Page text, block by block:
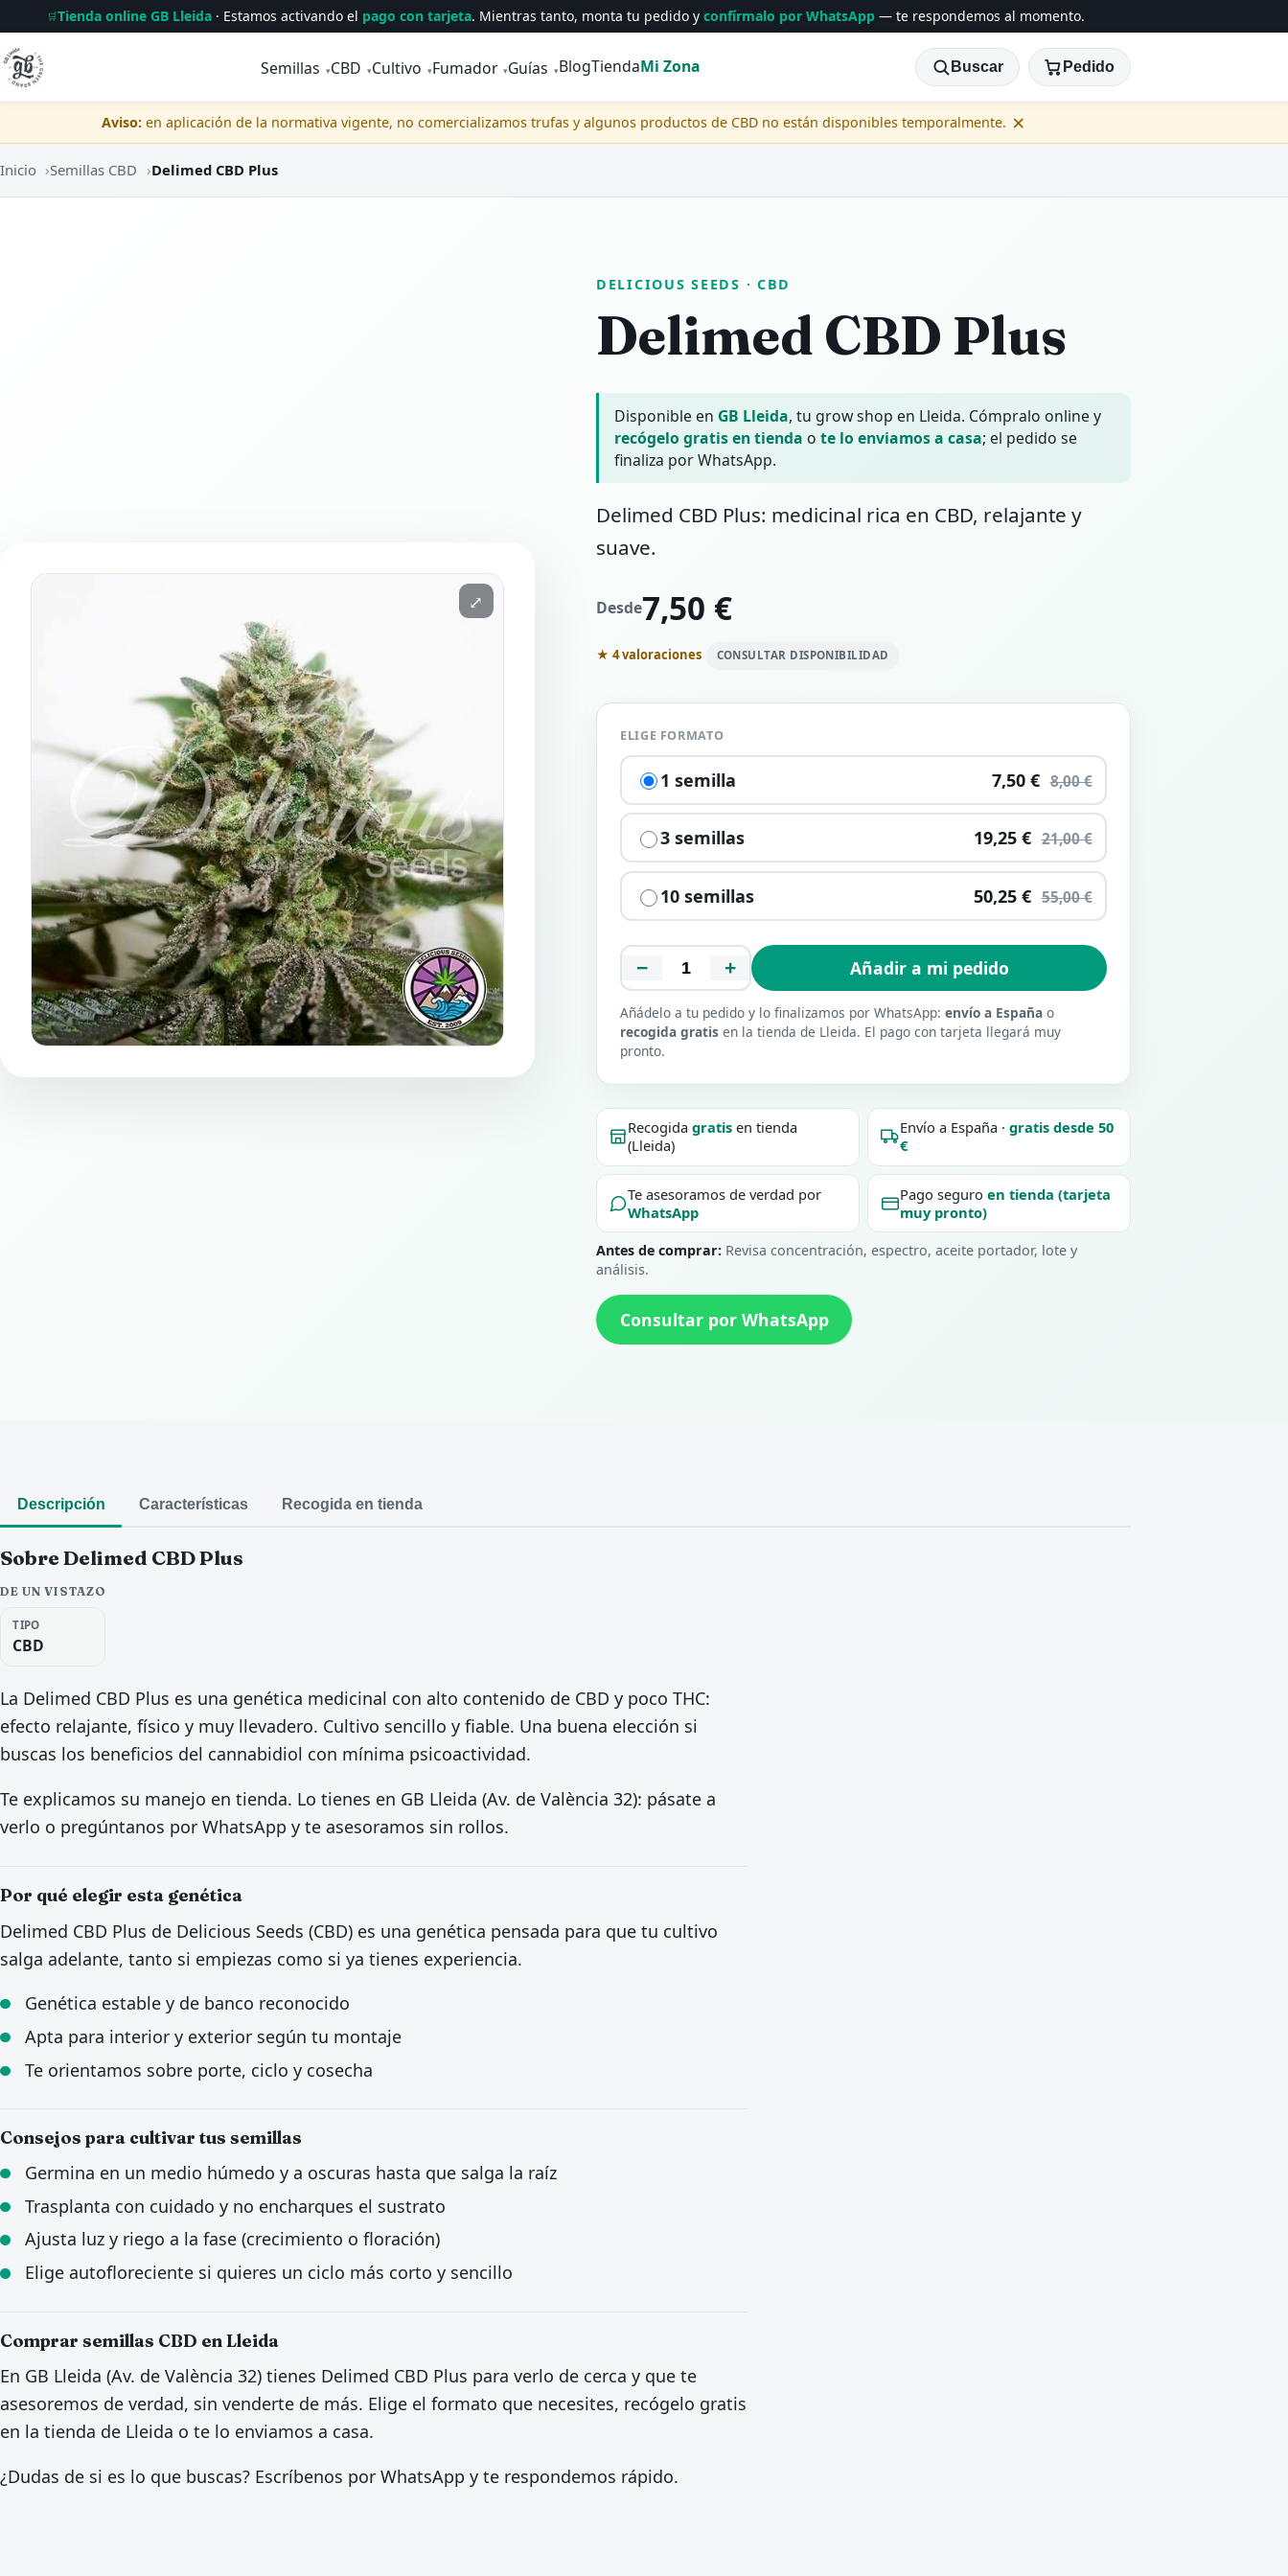
🛒Tienda online GB Lleida· Estamos activando el pago con tarjeta. Mientras tanto, monta tu pedido y confírmalo por WhatsApp— te respondemos al momento.
Buscar Pedido
Semillas ▾CBD ▾Cultivo ▾Fumador ▾Guías ▾BlogTiendaMi Zona
Aviso:en aplicación de la normativa vigente, no comercializamos trufas y algunos productos de CBD no están disponibles temporalmente. ×
Inicio ›Semillas CBD ›Delimed CBD Plus
⤢
DELICIOUS SEEDS · CBD
Delimed CBD Plus
Disponible en GB Lleida, tu grow shop en Lleida. Cómpralo online y
recógelo gratis en tienda o te lo enviamos a casa; el pedido se
finaliza por WhatsApp.
Delimed CBD Plus: medicinal rica en CBD, relajante y
suave.
Desde7,50 €
★ 4 valoraciones CONSULTAR DISPONIBILIDAD
ELIGE FORMATO
1 semilla 7,50 € 8,00 €
3 semillas 19,25 € 21,00 €
10 semillas 50,25 € 55,00 €
− + Añadir a mi pedido
Añádelo a tu pedido y lo finalizamos por WhatsApp: envío a España o
recogida gratis en la tienda de Lleida. El pago con tarjeta llegará muy
pronto.
Recogidagratis en tienda
(Lleida)
Envío a España · gratis desde 50
€
Te asesoramos de verdad por
WhatsApp
Pago seguro en tienda (tarjeta
muy pronto)
Antes de comprar: Revisa concentración, espectro, aceite portador, lote y
análisis.
Consultar por WhatsApp
Descripción Características Recogida en tienda
Sobre Delimed CBD Plus
DE UN VISTAZO
TIPO
CBD
La Delimed CBD Plus es una genética medicinal con alto contenido de CBD y poco THC:
efecto relajante, físico y muy llevadero. Cultivo sencillo y fiable. Una buena elección si
buscas los beneficios del cannabidiol con mínima psicoactividad.
Te explicamos su manejo en tienda. Lo tienes en GB Lleida (Av. de València 32): pásate a
verlo o pregúntanos por WhatsApp y te asesoramos sin rollos.
Por qué elegir esta genética
Delimed CBD Plus de Delicious Seeds (CBD) es una genética pensada para que tu cultivo
salga adelante, tanto si empiezas como si ya tienes experiencia.
Genética estable y de banco reconocido
Apta para interior y exterior según tu montaje
Te orientamos sobre porte, ciclo y cosecha
Consejos para cultivar tus semillas
Germina en un medio húmedo y a oscuras hasta que salga la raíz
Trasplanta con cuidado y no encharques el sustrato
Ajusta luz y riego a la fase (crecimiento o floración)
Elige autofloreciente si quieres un ciclo más corto y sencillo
Comprar semillas CBD en Lleida
En GB Lleida (Av. de València 32) tienes Delimed CBD Plus para verlo de cerca y que te
asesoremos de verdad, sin venderte de más. Elige el formato que necesites, recógelo gratis
en la tienda de Lleida o te lo enviamos a casa.
¿Dudas de si es lo que buscas? Escríbenos por WhatsApp y te respondemos rápido.